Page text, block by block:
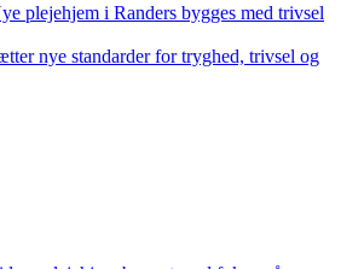
plejehjem i Randers bygges med trivsel
nye standarder for tryghed, trivsel og